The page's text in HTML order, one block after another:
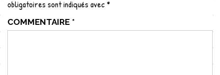
obligatoires sont indiqués avec *
COMMENTAIRE *